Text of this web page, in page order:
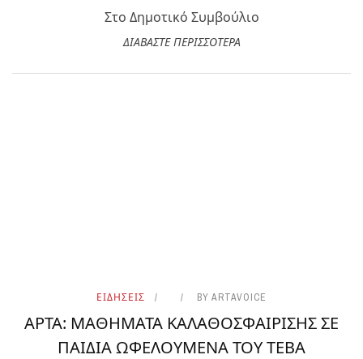
Στο Δημοτικό Συμβούλιο
ΔΙΑΒΑΣΤΕ ΠΕΡΙΣΣΟΤΕΡΑ
ΕΙΔΗΣΕΙΣ BY ARTAVOICE
ΑΡΤΑ: ΜΑΘΗΜΑΤΑ ΚΑΛΑΘΟΣΦΑΙΡΙΣΗΣ ΣΕ
ΠΑΙΔΙΑ ΩΦΕΛΟΥΜΕΝΑ ΤΟΥ ΤΕΒΑ